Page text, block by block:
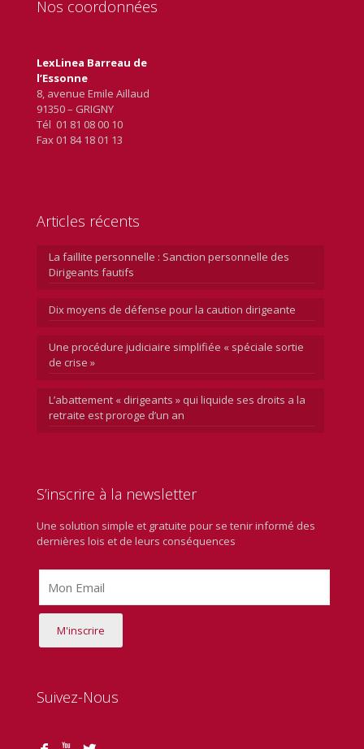
Nos coordonnées
LexLinea Barreau de
l’Essonne
8, avenue Emile Aillaud
91350 – GRIGNY
Tél 01 81 08 00 10
Fax 01 84 18 01 13
Articles récents
La faillite personnelle : Sanction personnelle des
Dirigeants fautifs
Dix moyens de défense pour la caution dirigeante
Une procédure judiciaire simplifiée « spéciale sortie
de crise »
L’abattement « dirigeants » qui liquide ses droits a la
retraite est proroge d’un an
S’inscrire à la newsletter
Une solution simple et gratuite pour se tenir informé des
dernières lois et de leurs conséquences
Suivez-Nous